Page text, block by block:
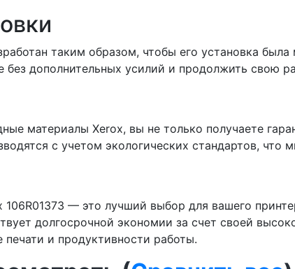
таким образом, чтобы его установка
без дополнительных усилий и продолжить свою
материалы Xerox, вы не только получаете
с учетом экологических стандартов, что
— это лучший выбор для вашего
долгосрочной экономии за счет своей
и продуктивности работы.